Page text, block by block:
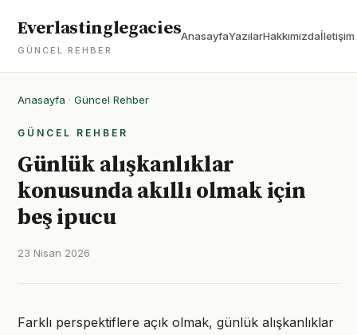
Everlastinglegacies
GÜNCEL REHBER
AnasayfaYazılarHakkımızdaİletişim
Anasayfa · Güncel Rehber
GÜNCEL REHBER
Günlük alışkanlıklar
konusunda akıllı olmak için
beş ipucu
23 Nisan 2026
Farklı perspektiflere açık olmak, günlük alışkanlıklar